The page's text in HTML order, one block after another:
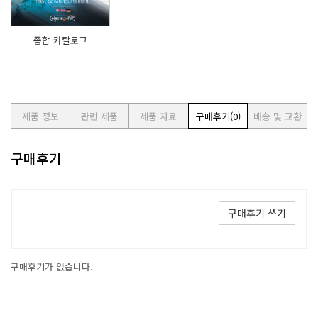
종합 카탈로그
제품 정보 관련 제품 제품 자료 구매후기(0) 배송 및 교환
구매후기
구매후기 쓰기
구매후기가 없습니다.